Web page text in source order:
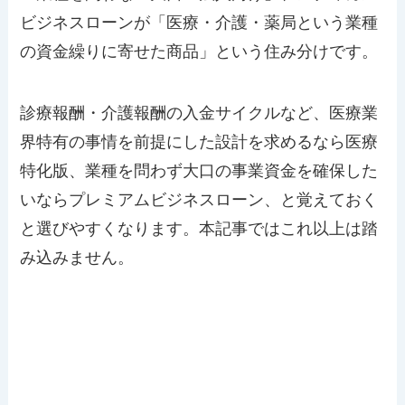
ビジネスローンが「医療・介護・薬局という業種
の資金繰りに寄せた商品」という住み分けです。
診療報酬・介護報酬の入金サイクルなど、医療業
界特有の事情を前提にした設計を求めるなら医療
特化版、業種を問わず大口の事業資金を確保した
いならプレミアムビジネスローン、と覚えておく
と選びやすくなります。本記事ではこれ以上は踏
み込みません。